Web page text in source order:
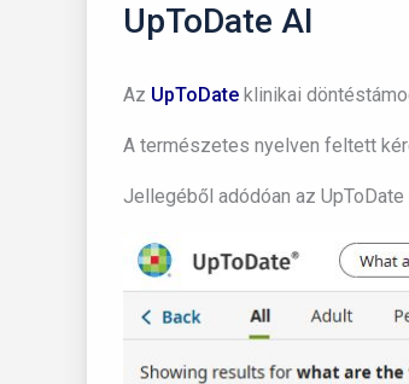
UpToDate AI
Az UpToDate klinikai
A természetes nyelven feltett
Jellegéből adódóan az